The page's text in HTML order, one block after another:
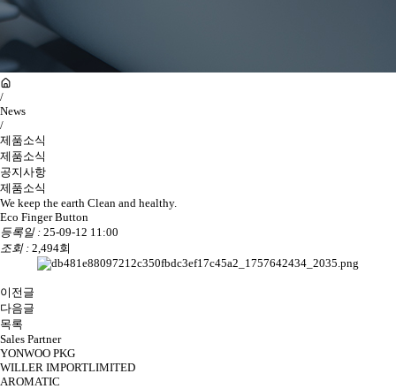
/
News
/
제품소식
제품소식
공지사항
제품소식
We keep the earth Clean and healthy.
Eco Finger Button
등록일 : 25-09-12 11:00
조회 : 2,494회
이전글
다음글
목록
Sales Partner
YONWOO PKG
WILLER IMPORTLIMITED
AROMATIC